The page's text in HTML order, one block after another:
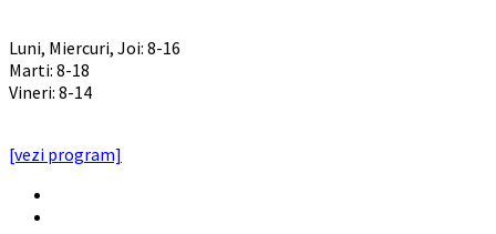
Luni, Miercuri, Joi: 8-16
Marti: 8-18
Vineri: 8-14
[vezi program]